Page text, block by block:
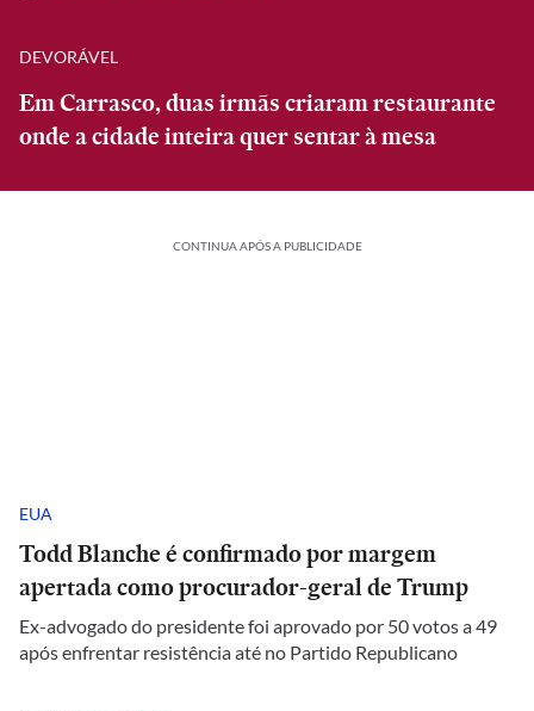
DEVORÁVEL
Em Carrasco, duas irmãs criaram restaurante
onde a cidade inteira quer sentar à mesa
CONTINUA APÓS A PUBLICIDADE
EUA
Todd Blanche é confirmado por margem
apertada como procurador-geral de Trump
Ex-advogado do presidente foi aprovado por 50 votos a 49
após enfrentar resistência até no Partido Republicano